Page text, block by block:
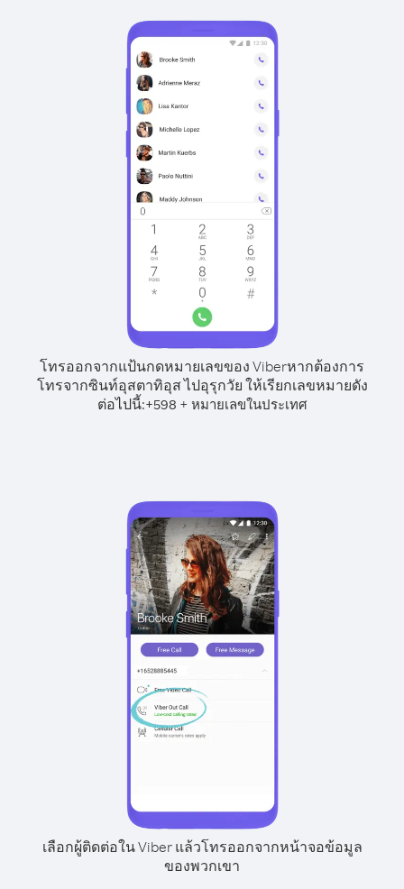
โทรออกจากแป้นกดหมายเลขของ Viberหากต้องการ
โทรจากซินท์อุสตาทิอุส ไปอุรุกวัย ให้เรียกเลขหมายดัง
ต่อไปนี้:+598 + หมายเลขในประเทศ
เลือกผู้ติดต่อใน Viber แล้วโทรออกจากหน้าจอข้อมูล
ของพวกเขา